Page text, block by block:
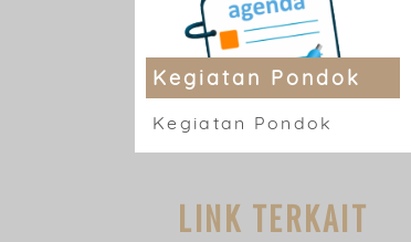
Kegiatan Pondok
Kegiatan Pondok
LINK TERKAIT